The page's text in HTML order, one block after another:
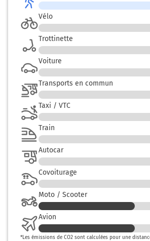
Vélo
Trottinette
Voiture
Transports en commun
Taxi / VTC
Train
Autocar
Covoiturage
Moto / Scooter
Avion
*Les émissions de CO2 sont calculées pour une